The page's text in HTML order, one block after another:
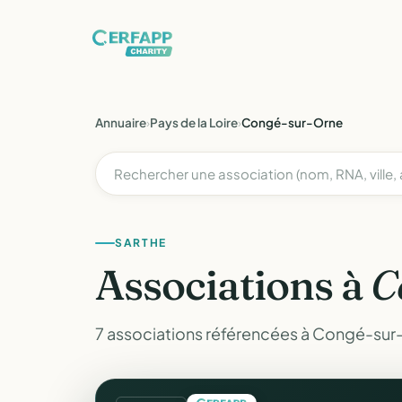
Annuaire›Pays de la Loire›Congé-sur-Orne
SARTHE
Associations à
7 associations référencées à Congé-